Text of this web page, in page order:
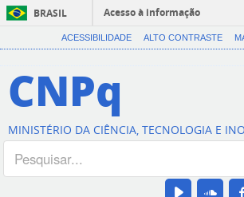
BRASIL
Acesso à informação
ACESSIBILIDADE ALTO CONTRASTE
CNPq
MINISTÉRIO DA CIÊNCIA, TECNOLOGIA E